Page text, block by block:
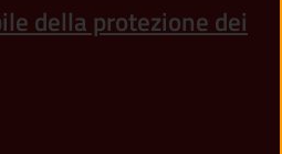
della protezione dei